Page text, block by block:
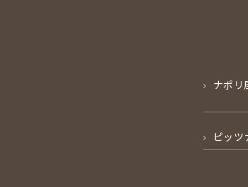
ナポリ
ピッツ